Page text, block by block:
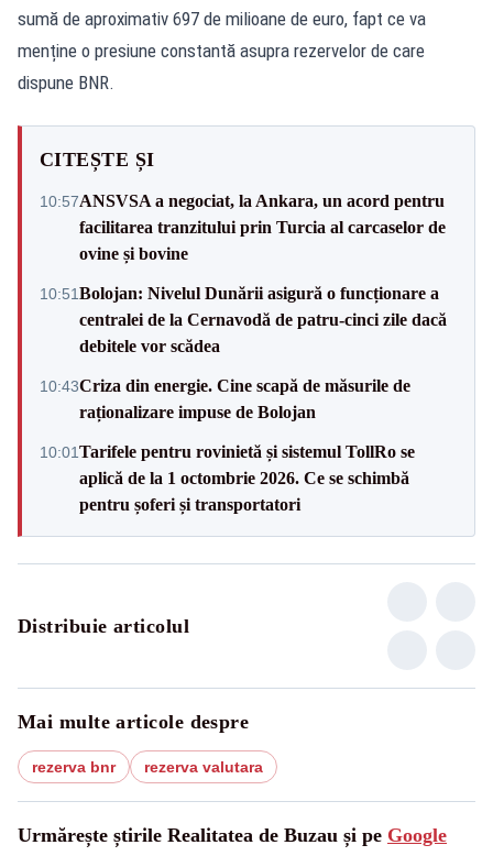
sumă de aproximativ 697 de milioane de euro, fapt ce va
menține o presiune constantă asupra rezervelor de care
dispune BNR.
CITEȘTE ȘI
10:57ANSVSA a negociat, la Ankara, un acord pentru
facilitarea tranzitului prin Turcia al carcaselor de
ovine și bovine
10:51Bolojan: Nivelul Dunării asigură o funcționare a
centralei de la Cernavodă de patru-cinci zile dacă
debitele vor scădea
10:43Criza din energie. Cine scapă de măsurile de
raționalizare impuse de Bolojan
10:01Tarifele pentru rovinietă și sistemul TollRo se
aplică de la 1 octombrie 2026. Ce se schimbă
pentru șoferi și transportatori
Distribuie articolul
Mai multe articole despre
rezerva bnr rezerva valutara
Urmărește știrile Realitatea de Buzau și pe Google